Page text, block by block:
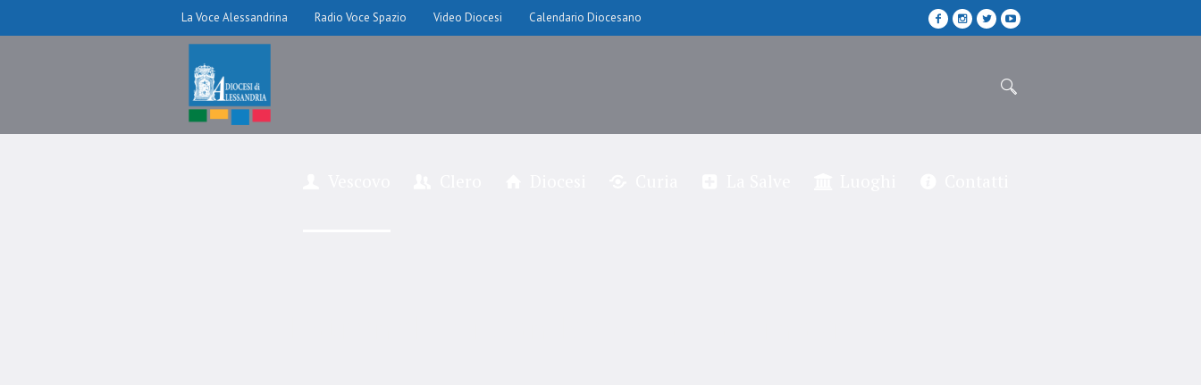
La Voce Alessandrina Radio Voce Spazio Video Diocesi Calendario Diocesano